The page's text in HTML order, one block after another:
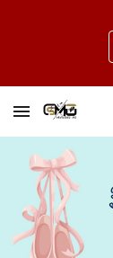
Skip to main